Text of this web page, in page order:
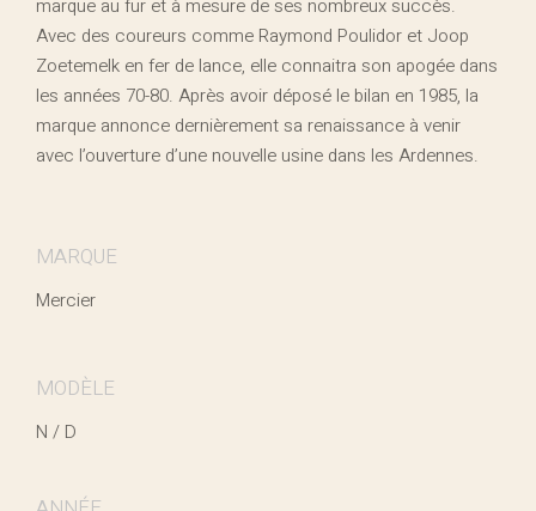
marque au fur et à mesure de ses nombreux succès.
Avec des coureurs comme Raymond Poulidor et Joop
Zoetemelk en fer de lance, elle connaitra son apogée dans
les années 70-80. Après avoir déposé le bilan en 1985, la
marque annonce dernièrement sa renaissance à venir
avec l’ouverture d’une nouvelle usine dans les Ardennes.
MARQUE
Mercier
MODÈLE
N / D